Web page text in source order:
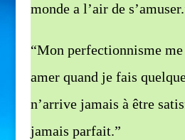
monde a l’air de
“Mon perfectionnisme
amer quand je fais
n’arrive jamais à être
jamais parfait.”